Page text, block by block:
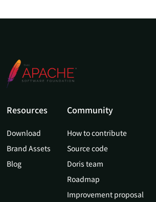
Resources
Download
Brand Assets
Blog
Community
How to contribute
Source code
Doris team
Roadmap
Improvement proposal